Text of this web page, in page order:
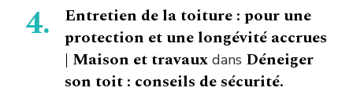
Entretien de la toiture : pour une
protection et une longévité accrues
| Maison et travaux dans Déneiger
son toit : conseils de sécurité.